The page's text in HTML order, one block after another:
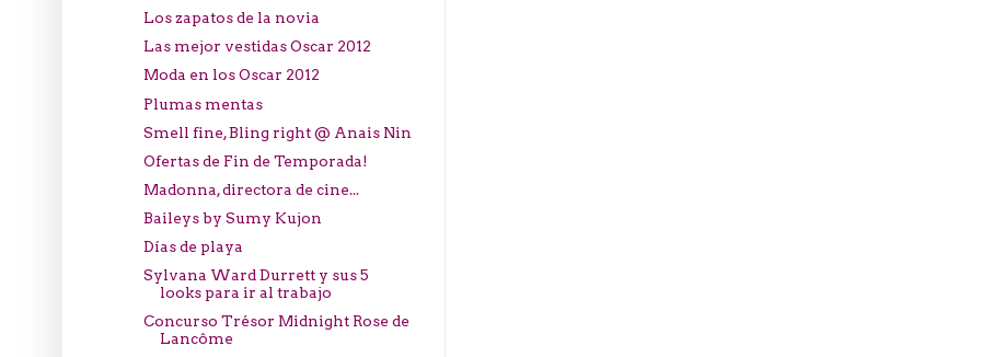
Los zapatos de la novia
Las mejor vestidas Oscar 2012
Moda en los Oscar 2012
Plumas mentas
Smell fine, Bling right @ Anais Nin
Ofertas de Fin de Temporada!
Madonna, directora de cine...
Baileys by Sumy Kujon
Días de playa
Sylvana Ward Durrett y sus 5
looks para ir al trabajo
Concurso Trésor Midnight Rose de
Lancôme